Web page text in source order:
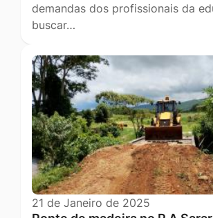
demandas dos profissionais da
buscar…
21 de Janeiro de 2025